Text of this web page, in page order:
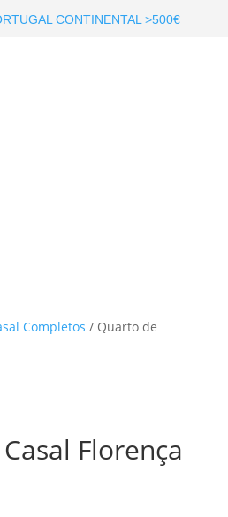
CONTINENTAL >500€
Completos / Quarto de
Florença